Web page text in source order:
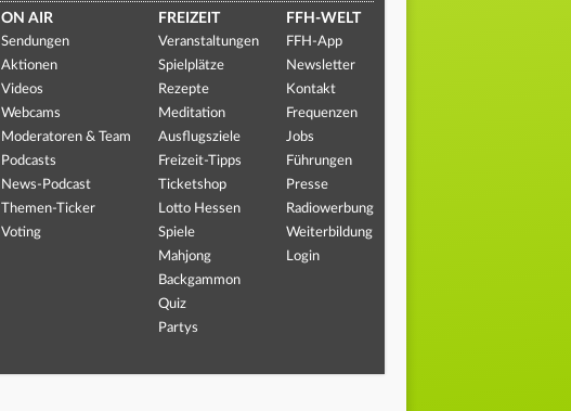
ON AIR
Sendungen
Aktionen
Videos
Webcams
Moderatoren & Team
Podcasts
News-Podcast
Themen-Ticker
Voting
FREIZEIT
Veranstaltungen
Spielplätze
Rezepte
Meditation
Ausflugsziele
Freizeit-Tipps
Ticketshop
Lotto Hessen
Spiele
Mahjong
Backgammon
Quiz
Partys
FFH-WELT
FFH-App
Newsletter
Kontakt
Frequenzen
Jobs
Führungen
Presse
Radiowerbung
Weiterbildung
Login